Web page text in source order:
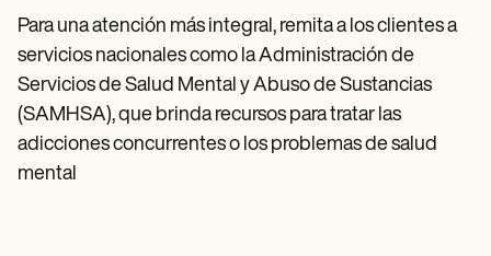
Para una atención más integral, remita a los clientes a
servicios nacionales como la Administración de
Servicios de Salud Mental y Abuso de Sustancias
(SAMHSA), que brinda recursos para tratar las
adicciones concurrentes o los problemas de salud
mental